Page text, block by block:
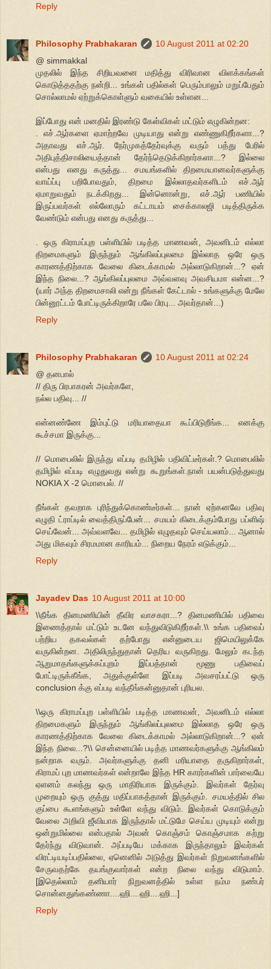
Reply
Philosophy Prabhakaran
10 August 2011 at 02:20
@ simmakkal
முதலில் இந்த சிறியவனை மதித்து விரிவான விளக்கங்கள்
கொடுத்ததற்கு நன்றி... உங்கள் பதில்கள் பெரும்பாலும் மறுப்பேதும்
சொல்லாமல் ஏற்றுக்கொள்ளும் வகையில் உள்ளன...
இப்போது என் மனதில் இரண்டு கேள்விகள் மட்டும் எழுகின்றன:
. எச்.ஆர்களை ஏமாற்றவே முடியாது என்று எண்ணுகிறீர்களா...?
அதாவது எச்.ஆர். நேர்முகத்தேர்வுக்கு வரும் பத்து பேரில்
அதிபுத்திசாலியைத்தான் தேர்ந்தெடுக்கிறார்களா...? இல்லை
என்பது எனது கருத்து... சமயங்களில் திறமையானவர்களுக்கு
வாய்ப்பு பறிபோவதும், திறமை இல்லாதவர்களிடம் எச்.ஆர்
ஏமாறுவதும் நடக்கிறது... இன்னொன்று, எச்.ஆர் பணியில்
இருப்பவர்கள் எல்லோரும் கட்டாயம் சைக்காலஜி படித்திருக்க
வேண்டும் என்பது எனது கருத்து...
. ஒரு கிராமப்புற பள்ளியில் படித்த மாணவன், அவனிடம் எல்லா
திறமைகளும் இருந்தும் ஆங்கிலப்புலமை இல்லாத ஒரே ஒரு
காரணத்திற்காக வேலை கிடைக்காமல் அல்லாடுகிறான்...? ஏன்
இந்த நிலை...? ஆங்கிலப்புலமை அவ்வளவு அவசியமா என்ன...?
(யார் அந்த திறமைசாலி என்று நீங்கள் கேட்டால் - உங்களுக்கு மேலே
பின்னூட்டம் போட்டிருக்கிறாரே பலே பிரபு... அவர்தான்...)
Reply
Philosophy Prabhakaran
10 August 2011 at 02:24
@ தனபால்
// திரு பிரபாகரன் அவர்களே,
நல்ல பதிவு... //
என்னண்ணே இம்புட்டு மரியாதையா கூப்பிடுறீங்க... எனக்கு
கூச்சமா இருக்கு...
// மொபைலில் இருந்து எப்படி தமிழில் பதிவிட்டீர்கள்.? மொபைலில்
தமிழில் எப்படி எழுதுவது என்று கூறுங்கள்.நான் பயன்படுத்துவது
NOKIA X -2 மொபைல். //
நீங்கள் தவறாக புரிந்துக்கொண்டீர்கள்... நான் ஏற்கனவே பதிவு
எழுதி ட்ராப்டில் வைத்திருப்பேன்... சமயம் கிடைக்கும்போது பப்ளிஷ்
செய்வேன்... அவ்வளவே... தமிழில் எழுதவும் செய்யலாம்... ஆனால்
அது மிகவும் சிரமமான காரியம்... நிறைய நேரம் எடுக்கும்...
Reply
Jayadev Das 10 August 2011 at 10:00
\\நீங்க தினமணியின் தீவிர வாசகரா...? தினமணியில் பதிவை
இணைத்தால் மட்டும் உடனே வந்துவிடுகிறீர்கள்.\\ உங்க பதிவைப்
பற்றிய தகவல்கள் தற்போது என்னுடைய ஜிமெயிலுக்கே
வருகின்றன. அதிலிருந்துதான் தெரிய வருகிறது. மேலும் கடந்த
ஆறுமாதங்களுக்கப்புறம் இப்பத்தான் மூணு பதிவைப்
போட்டிருக்கீங்க, அதுக்குள்ளே இப்படி அவசரப்பட்டு ஒரு
conclusion க்கு எப்படி வந்தீங்கன்னுதான் புரியல.
\\ஒரு கிராமப்புற பள்ளியில் படித்த மாணவன், அவனிடம் எல்லா
திறமைகளும் இருந்தும் ஆங்கிலப்புலமை இல்லாத ஒரே ஒரு
காரணத்திற்காக வேலை கிடைக்காமல் அல்லாடுகிறான்...? ஏன்
இந்த நிலை...?\\ சென்னையில் படித்த மாணவர்களுக்கு ஆங்கிலம்
நன்றாக வரும். அவர்களுக்கு தனி மரியாதை தருகிறார்கள்,
கிராமப் புற மாணவர்கள் என்றாலே இந்த HR காரர்களின் பார்வையே
ஏளனம் கலந்து ஒரு மாதிரியாக இருக்கும். இவர்கள் தேர்வு
முறையும் ஒரு குத்து மதிப்பாகத்தான் இருக்கும். சமயத்தில் சில
குப்பை கூளங்களும் உள்ளே வந்து விடும். இவர்கள் கொடுக்கும்
வேலை அறிவி ஜீவியாக இருந்தால் மட்டுமே செய்ய முடியும் என்று
ஒன்றுமில்லை என்பதால் அவன் கொஞ்சம் கொஞ்சமாக கற்று
தேர்ந்து விடுவான். அப்படியே மக்காக இருந்தாலும் இவர்கள்
விரட்டியடிப்பதில்லை, ஏனெனில் அடுத்து இவர்கள் நிறுவனங்களில்
சேருவதற்கே தயங்குவார்கள் என்ற நிலை வந்து விடுமாம்.
[இதெல்லாம் தனியார் நிறுவனத்தில் உள்ள நம்ம நண்பர்
சொன்னதுங்கண்ணா....ஹி....ஹி....ஹி...]
Reply